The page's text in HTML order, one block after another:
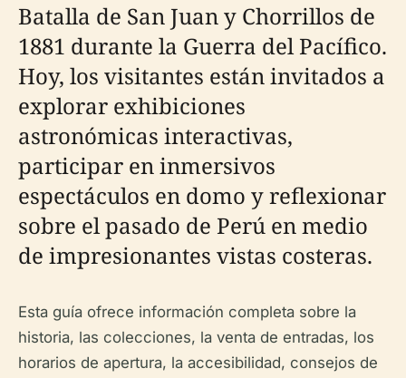
Batalla de San Juan y Chorrillos de
1881 durante la Guerra del Pacífico.
Hoy, los visitantes están invitados a
explorar exhibiciones
astronómicas interactivas,
participar en inmersivos
espectáculos en domo y reflexionar
sobre el pasado de Perú en medio
de impresionantes vistas costeras.
Esta guía ofrece información completa sobre la
historia, las colecciones, la venta de entradas, los
horarios de apertura, la accesibilidad, consejos de